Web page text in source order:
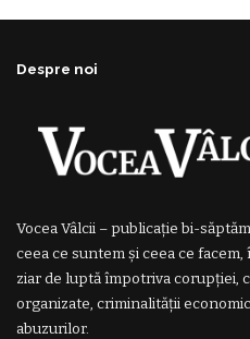
Despre noi
Vocea Vâlcii – publicație bi-
ceea ce suntem și ceea ce
ziar de luptă împotriva corupției,
organizate, criminalității
abuzurilor.